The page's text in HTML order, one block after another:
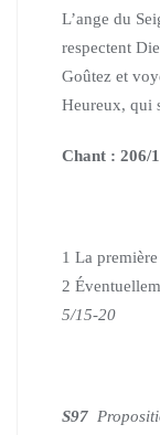
L’ange du
respectent
Goûtez et
Heureux, qui
Chant : 206/
1 La
2
5/15-20
S97